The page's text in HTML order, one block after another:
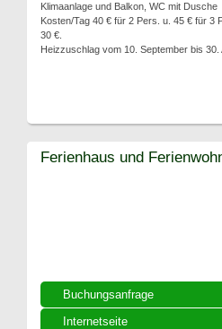
Klimaanlage und Balkon, WC mit Dusche
Kosten/Tag 40 € für 2 Pers. u. 45 € für 3
30 €.
Heizzuschlag vom 10. September bis 30.
Buchungsanfrage
Internetseite
Ferienhaus und